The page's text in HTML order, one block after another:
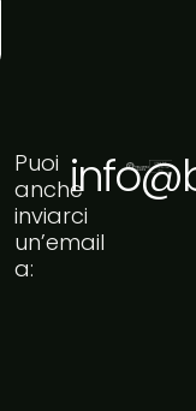
Puoi
anche
inviarci
un’email
a: